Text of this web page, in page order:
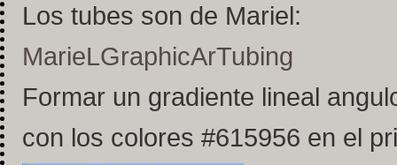
Los tubes son de Mariel:
MarieLGraphicArTubing
Formar un gradiente lineal
con los colores #615956 en el